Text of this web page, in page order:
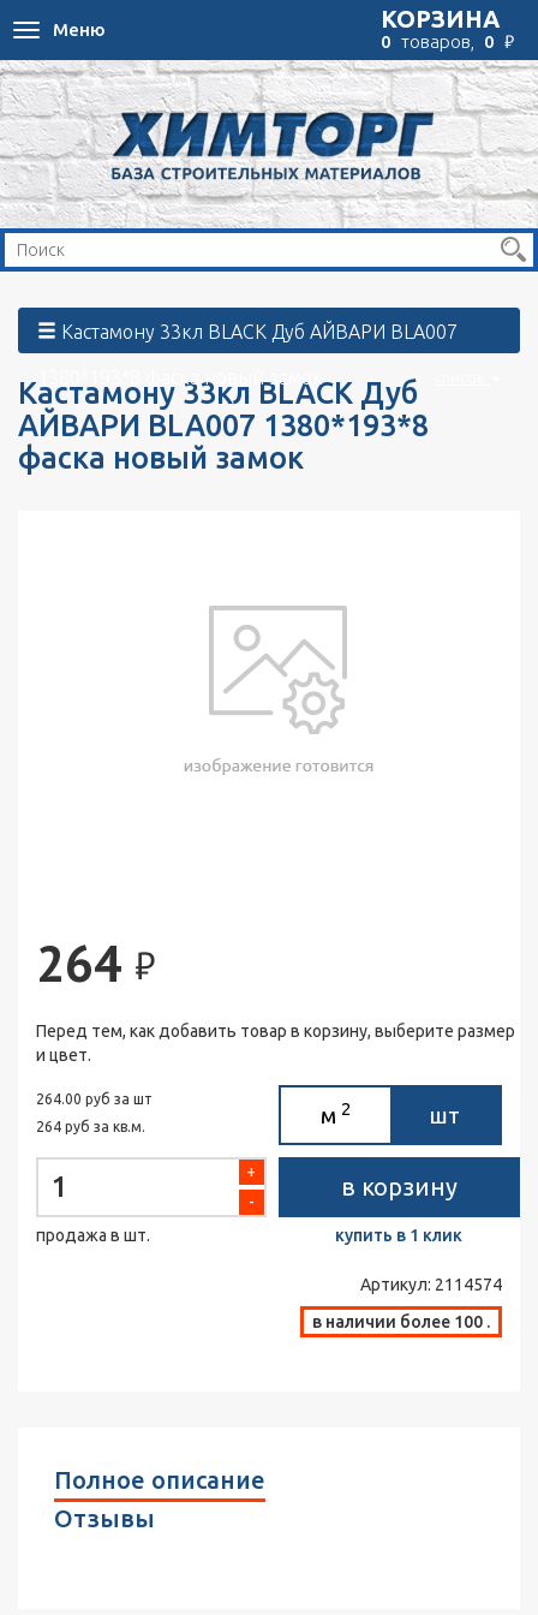
Toggle
navigation
Меню КОРЗИНА
0 товаров, 0 ₽
1380*193*8 фаска новый замок
Кастамону 33кл BLACK Дуб
АЙВАРИ BLA007 1380*193*8
фаска новый замок
264 ₽
Перед тем, как добавить товар в корзину, выберите размер
и цвет.
264.00 руб за шт
264 руб за кв.м.
м 2 шт
-
+
продажа в шт.
в корзину
купить в 1 клик
Артикул: 2114574
в наличии более 100 .
Полное описание
Отзывы